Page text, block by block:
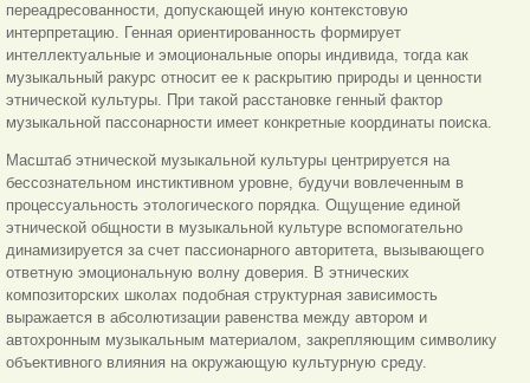
переадресованности, допускающей иную контекстовую
интерпретацию. Генная ориентированность формирует
интеллектуальные и эмоциональные опоры индивида, тогда как
музыкальный ракурс относит ее к раскрытию природы и ценности
этнической культуры. При такой расстановке генный фактор
музыкальной пассонарности имеет конкретные координаты поиска.
Масштаб этнической музыкальной культуры центрируется на
бессознательном инстиктивном уровне, будучи вовлеченным в
процессуальность этологического порядка. Ощущение единой
этнической общности в музыкальной культуре вспомогательно
динамизируется за счет пассионарного авторитета, вызывающего
ответную эмоциональную волну доверия. В этнических
композиторских школах подобная структурная зависимость
выражается в абсолютизации равенства между автором и
автохронным музыкальным материалом, закрепляющим символику
объективного влияния на окружающую культурную среду.